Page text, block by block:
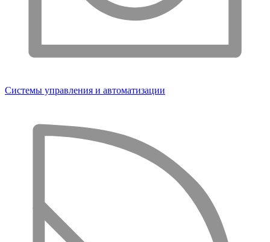
Системы управления и автоматизации